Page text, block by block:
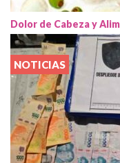
Dolor de Cabeza y
NOTICIAS